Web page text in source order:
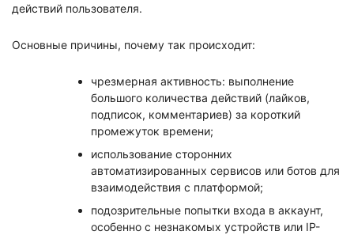
действий пользователя.
Основные причины, почему так происходит:
чрезмерная активность: выполнение
большого количества действий (лайков,
подписок, комментариев) за короткий
промежуток времени;
использование сторонних
автоматизированных сервисов или ботов для
взаимодействия с платформой;
подозрительные попытки входа в аккаунт,
особенно с незнакомых устройств или IP-